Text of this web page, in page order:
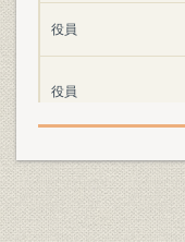
役員
役員
役員
役員